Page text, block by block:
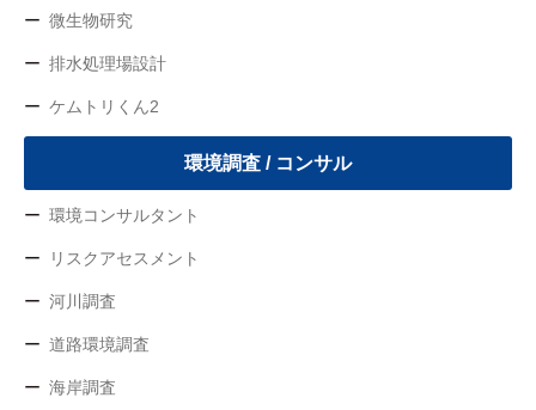
微生物研究
排水処理場設計
ケムトリくん2
環境調査 / コンサル
環境コンサルタント
リスクアセスメント
河川調査
道路環境調査
海岸調査